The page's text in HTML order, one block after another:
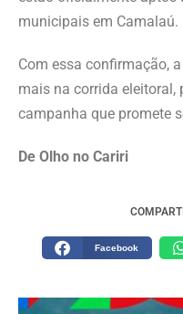
municipais em Camalaú.
Com essa confirmação,
mais na corrida eleitoral,
campanha que promete
De Olho no Cariri
Facebook